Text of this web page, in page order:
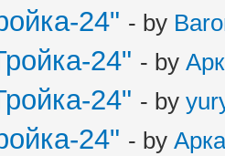
24" - by
24" - by
24" - by
24" - by